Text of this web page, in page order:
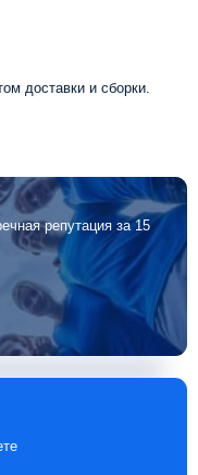
доставки и сборки.
репутация за 15